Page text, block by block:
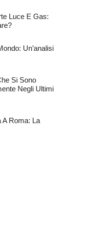
Luce E Gas:
Un’analisi
Si Sono
Negli Ultimi
A Roma: La